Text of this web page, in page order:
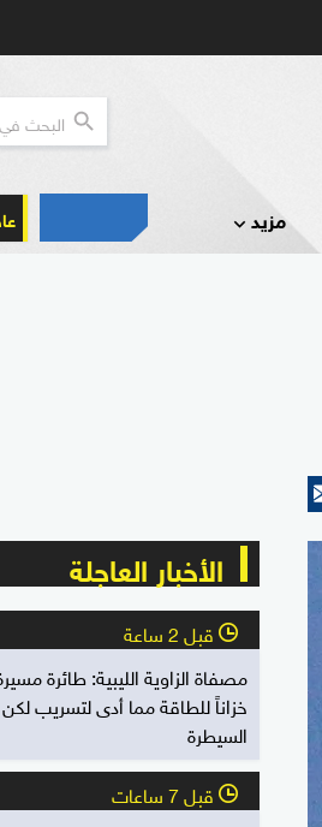
مزيد
الأخبار العاجلة
l قبل 2 ساعة
مصفاة الزاوية الليبية: طائرة
خزاناً للطاقة مما أدى لتسريب
السيطرة
l قبل 7 ساعات